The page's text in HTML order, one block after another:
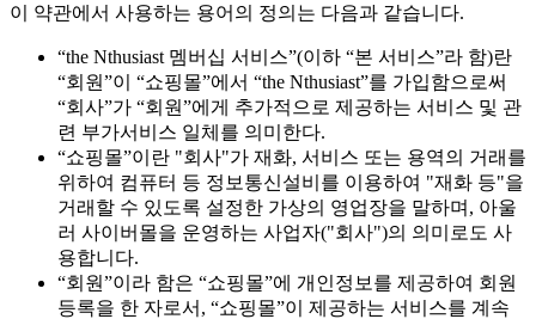
이 약관에서 사용하는 용어의 정의는 다음과 같습니다.
“the Nthusiast 멤버십 서비스”(이하 “본 서비스”라 함)란
“회원”이 “쇼핑몰”에서 “the Nthusiast”를 가입함으로써
“회사”가 “회원”에게 추가적으로 제공하는 서비스 및 관
련 부가서비스 일체를 의미한다.
“쇼핑몰”이란 "회사"가 재화, 서비스 또는 용역의 거래를
위하여 컴퓨터 등 정보통신설비를 이용하여 "재화 등"을
거래할 수 있도록 설정한 가상의 영업장을 말하며, 아울
러 사이버몰을 운영하는 사업자("회사")의 의미로도 사
용합니다.
“회원”이라 함은 “쇼핑몰”에 개인정보를 제공하여 회원
등록을 한 자로서, “쇼핑몰”이 제공하는 서비스를 계속